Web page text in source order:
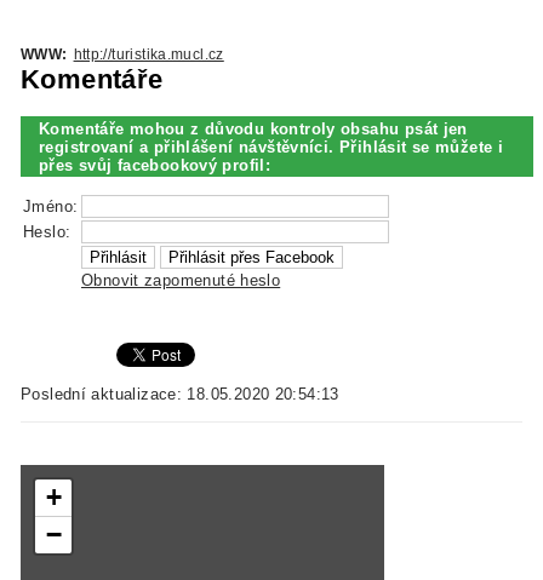
WWW: http://turistika.mucl.cz
Komentáře
Komentáře mohou z důvodu kontroly obsahu psát jen
registrovaní a přihlášení návštěvníci. Přihlásit se můžete i
přes svůj facebookový profil:
Jméno:
Heslo:
Obnovit zapomenuté heslo
Poslední aktualizace: 18.05.2020 20:54:13
+
−